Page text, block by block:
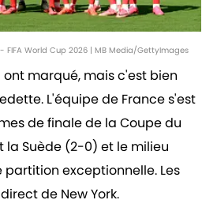
FIFA World Cup 2026 | MB Media/GettyImages
marqué, mais c'est bien
L'équipe de France s'est
de finale de la Coupe du
la Suède (2-0) et le milieu
exceptionnelle. Les
de New York.